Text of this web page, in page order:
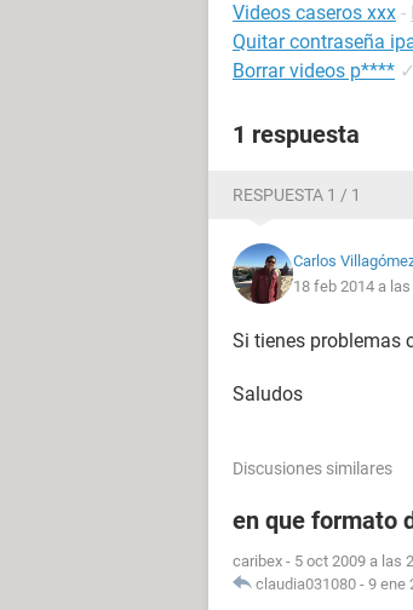
Videos caseros xxx -
Quitar contraseña
Borrar videos p**** ✓
1 respuesta
RESPUESTA 1 / 1
Carlos
18 feb 2014 a
Si tienes problemas
Saludos
Discusiones similares
en que formato
caribex - 5 oct 2009 a las
claudia031080 - 9 ene